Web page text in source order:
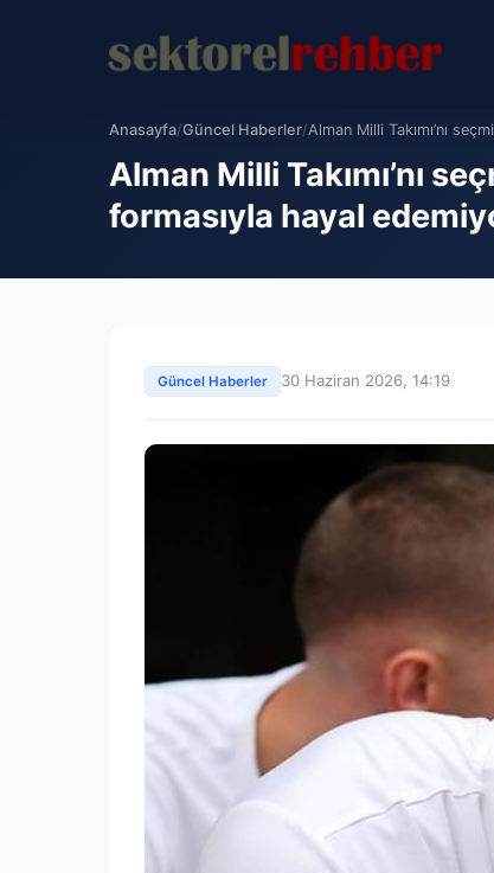
Anasayfa/Güncel Haberler/Alman Milli Takımı’nı
Alman Milli Takımı’nı
formasıyla hayal
Güncel Haberler 30 Haziran 2026, 14:19